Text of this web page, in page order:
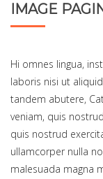
IMAGE
Hi omnes lingua,
laboris nisi ut
tandem abutere,
veniam, quis
quis nostrud
ullamcorper nulla
malesuada magna